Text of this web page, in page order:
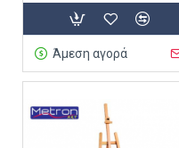
Άμεση αγορά